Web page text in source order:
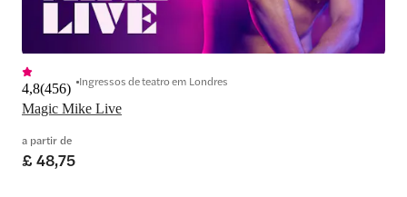
Magic Mike Live
4,8(456) Ingressos de teatro em Londres
a partir de
£ 48,75